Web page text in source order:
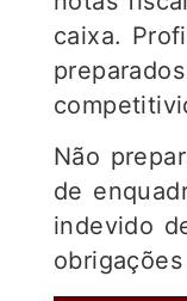
caixa.
Não
de
indevido